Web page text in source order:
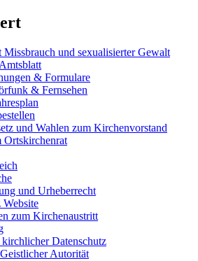
und sexualisierter Gewalt
& Formulare
& Fernsehen
und Wahlen zum Kirchenvorstand
Ortskirchenrat
und Urheberrecht
Website
zum Kirchenaustritt
Datenschutz
Autorität